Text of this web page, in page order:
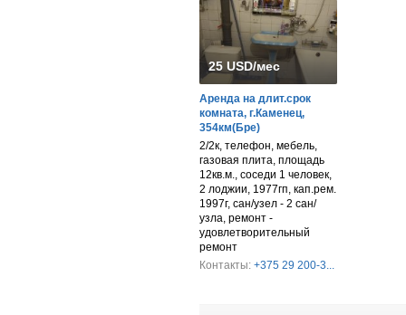
25 USD/мес
Аренда на длит.срок
комната, г.Каменец,
354км(Бре)
2/2к, телефон, мебель,
газовая плита, площадь
12кв.м., соседи 1 человек,
2 лоджии, 1977гп, кап.рем.
1997г, сан/узел - 2 сан/
узла, ремонт -
удовлетворительный
ремонт
Контакты: +375 29 200-3...